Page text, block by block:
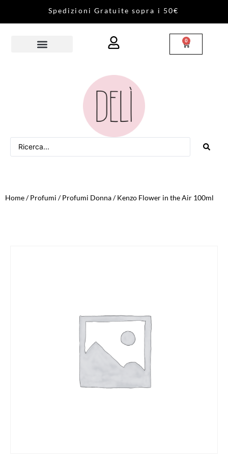
Sped izi on i Gratu ite sopra i 50€
0
Home/Profumi /Profumi Donna/ Kenzo Flower in the Air 100ml